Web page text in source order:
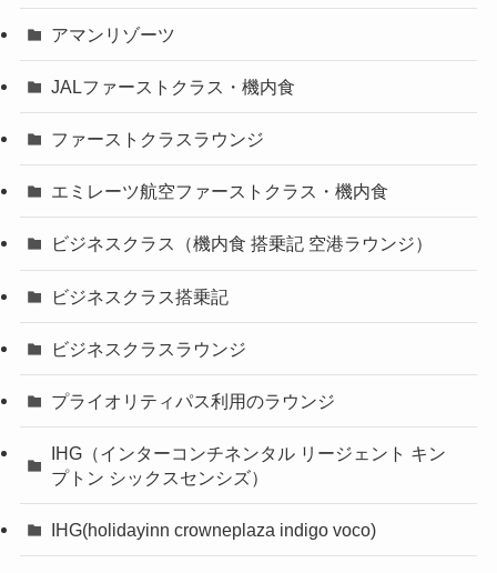
アマンリゾーツ
JALファーストクラス・機内食
ファーストクラスラウンジ
エミレーツ航空ファーストクラス・機内食
ビジネスクラス（機内食 搭乗記 空港ラウンジ）
ビジネスクラス搭乗記
ビジネスクラスラウンジ
プライオリティパス利用のラウンジ
IHG（インターコンチネンタル リージェント キン
プトン シックスセンシズ）
IHG(holidayinn crowneplaza indigo voco)